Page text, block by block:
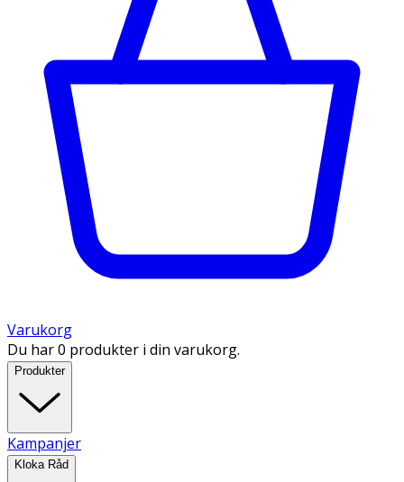
Varukorg
Du har 0 produkter i din varukorg.
Produkter
Kampanjer
Kloka Råd